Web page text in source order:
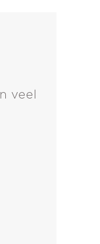
veel